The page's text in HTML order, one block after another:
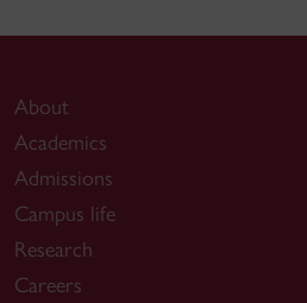
About
Academics
Admissions
Campus life
Research
Careers